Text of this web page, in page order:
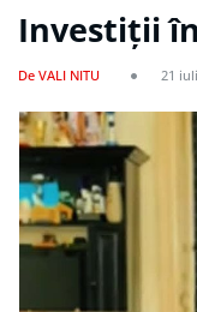
Investiții
De VALI NITU 21